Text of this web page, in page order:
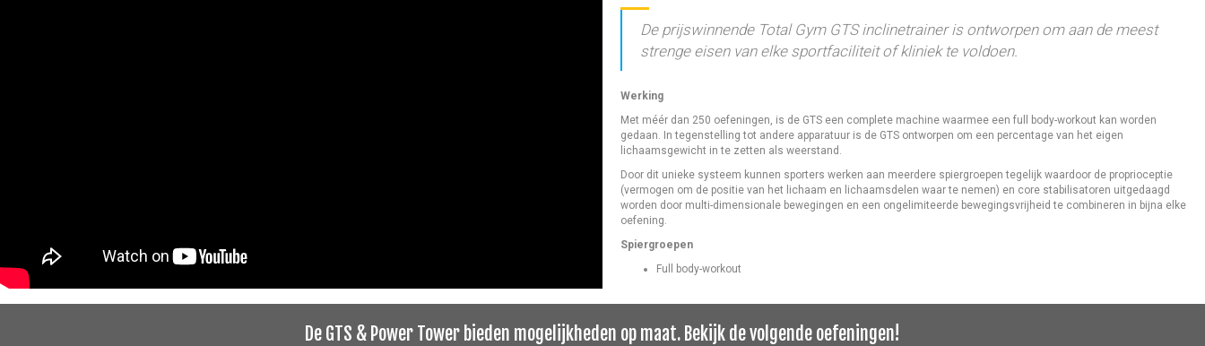
De prijswinnende Total Gym GTS inclinetrainer is ontworpen om aan de meest
strenge eisen van elke sportfaciliteit of kliniek te voldoen.
Werking
Met méér dan 250 oefeningen, is de GTS een complete machine waarmee een full body-workout kan worden
gedaan. In tegenstelling tot andere apparatuur is de GTS ontworpen om een percentage van het eigen
lichaamsgewicht in te zetten als weerstand.
Door dit unieke systeem kunnen sporters werken aan meerdere spiergroepen tegelijk waardoor de proprioceptie
(vermogen om de positie van het lichaam en lichaamsdelen waar te nemen) en core stabilisatoren uitgedaagd
worden door multi-dimensionale bewegingen en een ongelimiteerde bewegingsvrijheid te combineren in bijna elke
oefening.
Spiergroepen
Full body-workout
De GTS & Power Tower bieden mogelijkheden op maat. Bekijk de volgende oefeningen!